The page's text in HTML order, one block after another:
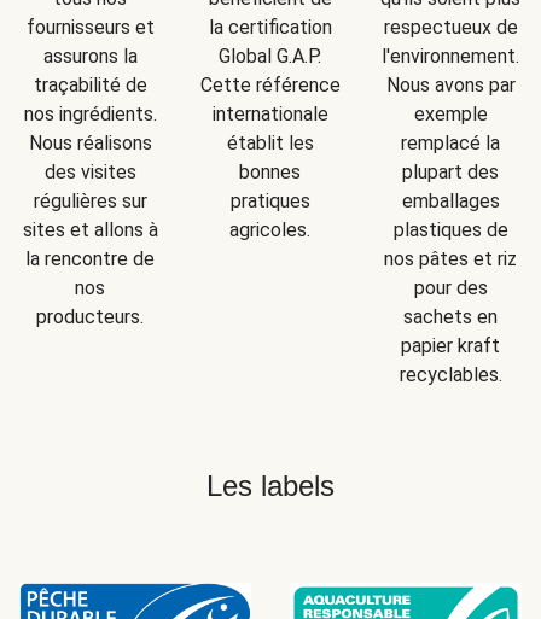
fournisseurs et
assurons la
traçabilité de
nos ingrédients.
Nous réalisons
des visites
régulières sur
sites et allons à
la rencontre de
nos
producteurs.
la certification
Global G.A.P.
Cette référence
internationale
établit les
bonnes
pratiques
agricoles.
respectueux de
l'environnement.
Nous avons par
exemple
remplacé la
plupart des
emballages
plastiques de
nos pâtes et riz
pour des
sachets en
papier kraft
recyclables.
Les labels